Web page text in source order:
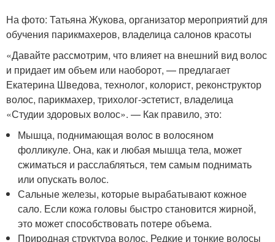
На фото: Татьяна Жукова, организатор мероприятий для
обучения парикмахеров, владелица салонов красоты
«Давайте рассмотрим, что влияет на внешний вид волос
и придает им объем или наоборот, — предлагает
Екатерина Шведова, технолог, колорист, реконструктор
волос, парикмахер, трихолог-эстетист, владелица
«Студии здоровых волос». — Как правило, это:
Мышца, поднимающая волос в волосяном
фолликуле. Она, как и любая мышца тела, может
сжиматься и расслабляться, тем самым поднимать
или опускать волос.
Сальные железы, которые вырабатывают кожное
сало. Если кожа головы быстро становится жирной,
это может способствовать потере объема.
Природная структура волос. Редкие и тонкие волосы